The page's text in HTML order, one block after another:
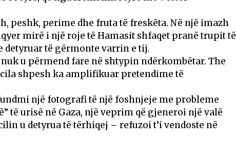
peshk, perime dhe fruta të freskëta. Në një imazh
mirë i një roje të Hamasit shfaqet pranë trupit të
të gërmonte varrin e tij.
u përmend fare në shtypin ndërkombëtar. The
shpesh ka amplifikuar pretendime të
një fotografi të një foshnjeje me probleme
të urisë në Gaza, një veprim që gjeneroi një valë
u detyrua të tërhiqej – refuzoi t’i vendoste në